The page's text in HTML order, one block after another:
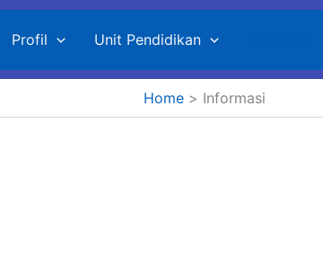
Profil Unit Pendidikan
Home Informasi